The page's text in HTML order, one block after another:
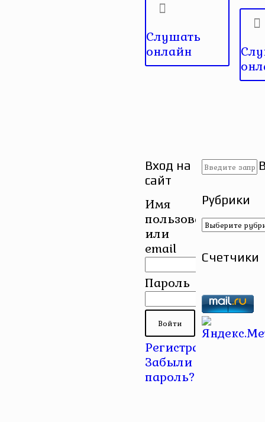
Слушать
онлайн
Вход на
сайт
Имя
пользователя
или
email
Пароль
Регистрация
Забыли
пароль?
Рубрики
Рубрики
Счетчики